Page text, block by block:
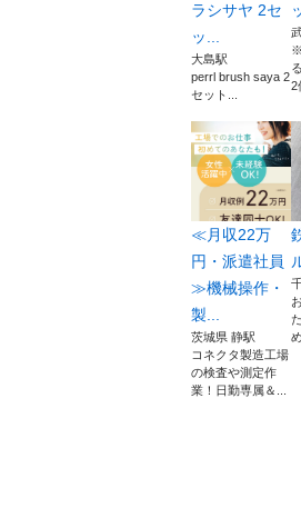
ラシサヤ 2セ
ッ...
大島駅
perrl brush saya 2
セット...
※
2
≪月収22万
円・派遣社員
≫機械操作・
製...
茨城県 静駅
コネクタ製造工場
の検査や測定作
業！日勤専属＆...